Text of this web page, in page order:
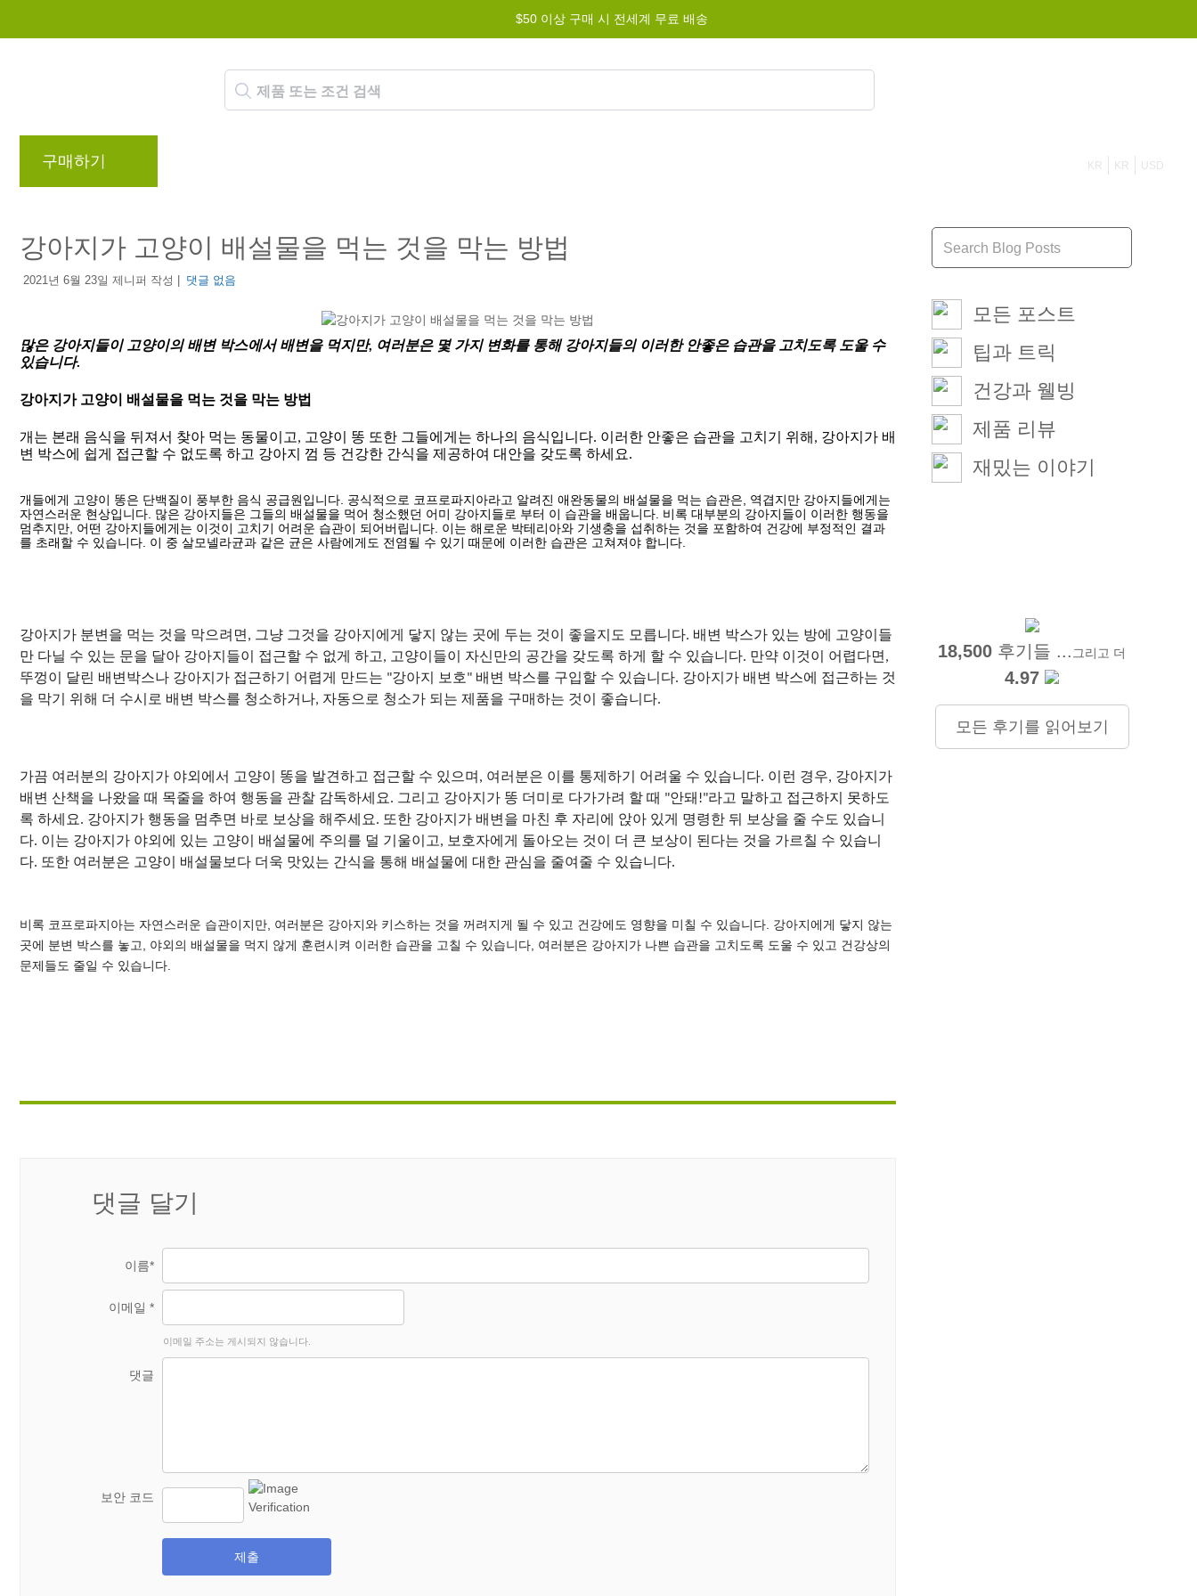
$50 이상 구매 시 전세계 무료 배송
구매하기 KR KR USD
강아지가 고양이 배설물을 먹는 것을 막는 방법
2021년 6월 23일 제니퍼 작성 | 댓글 없음
많은 강아지들이 고양이의 배변 박스에서 배변을 먹지만, 여러분은 몇 가지 변화를 통해 강아지들의 이러한 안좋은 습관을 고치도록 도울 수
있습니다.
개는 본래 음식을 뒤져서 찾아 먹는 동물이고, 고양이 똥 또한 그들에게는 하나의 음식입니다. 이러한 안좋은 습관을 고치기 위해, 강아지가 배
개들에게 고양이 똥은 단백질이 풍부한 음식 공급원입니다. 공식적으로 코프로파지아라고 알려진 애완동물의 배설물을 먹는 습관은, 역겹지만 강아지들에게는
자연스러운 현상입니다. 많은 강아지들은 그들의 배설물을 먹어 청소했던 어미 강아지들로 부터 이 습관을 배웁니다. 비록 대부분의 강아지들이 이러한 행동을
멈추지만, 어떤 강아지들에게는 이것이 고치기 어려운 습관이 되어버립니다. 이는 해로운 박테리아와 기생충을 섭취하는 것을 포함하여 건강에 부정적인 결과
를 초래할 수 있습니다. 이 중 살모넬라균과 같은 균은 사람에게도 전염될 수 있기 때문에 이러한 습관은 고쳐져야 합니다.
강아지가 분변을 먹는 것을 막으려면, 그냥 그것을 강아지에게 닿지 않는 곳에 두는 것이 좋을지도 모릅니다. 배변 박스가 있는 방에 고양이들
만 다닐 수 있는 문을 달아 강아지들이 접근할 수 없게 하고, 고양이들이 자신만의 공간을 갖도록 하게 할 수 있습니다. 만약 이것이 어렵다면,
뚜껑이 달린 배변박스나 강아지가 접근하기 어렵게 만드는 "강아지 보호" 배변 박스를 구입할 수 있습니다. 강아지가 배변 박스에 접근하는 것
가끔 여러분의 강아지가 야외에서 고양이 똥을 발견하고 접근할 수 있으며, 여러분은 이를 통제하기 어려울 수 있습니다. 이런 경우, 강아지가
배변 산책을 나왔을 때 목줄을 하여 행동을 관찰 감독하세요. 그리고 강아지가 똥 더미로 다가가려 할 때 "안돼!"라고 말하고 접근하지 못하도
록 하세요. 강아지가 행동을 멈추면 바로 보상을 해주세요. 또한 강아지가 배변을 마친 후 자리에 앉아 있게 명령한 뒤 보상을 줄 수도 있습니
다. 이는 강아지가 야외에 있는 고양이 배설물에 주의를 덜 기울이고, 보호자에게 돌아오는 것이 더 큰 보상이 된다는 것을 가르칠 수 있습니
비록 코프로파지아는 자연스러운 습관이지만, 여러분은 강아지와 키스하는 것을 꺼려지게 될 수 있고 건강에도 영향을 미칠 수 있습니다. 강아지에게 닿지 않는
곳에 분변 박스를 놓고, 야외의 배설물을 먹지 않게 훈련시켜 이러한 습관을 고칠 수 있습니다, 여러분은 강아지가 나쁜 습관을 고치도록 도울 수 있고 건강상의
문제들도 줄일 수 있습니다.
댓글 달기
이름*
이메일 *
이메일 주소는 게시되지 않습니다.
댓글
보안 코드
제출
모든 포스트
팁과 트릭
건강과 웰빙
제품 리뷰
재밌는 이야기
18,500 후기들 ... 그리고 더
4.97
모든 후기를 읽어보기